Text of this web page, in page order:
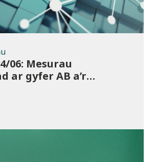
06: Mesurau
ar gyfer AB a’r
dosbarth:
ar drosglwyddo
ar gyfer 2023/24